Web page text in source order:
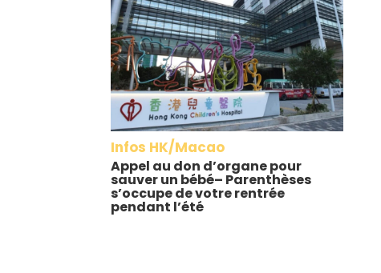
Infos HK/Macao
Appel au don d’organe pour
sauver un bébé– Parenthèses
s’occupe de votre rentrée
pendant l’été